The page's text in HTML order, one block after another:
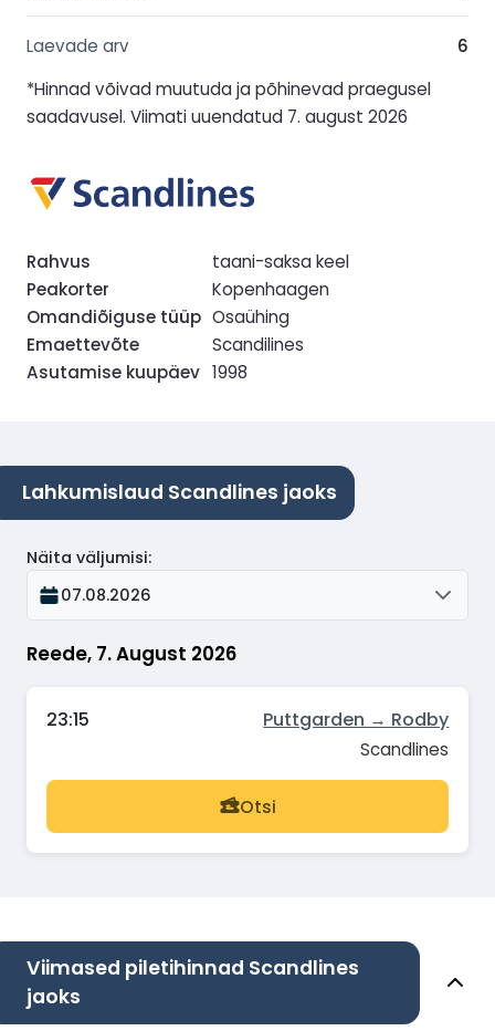
Laevade arv
6
*Hinnad võivad muutuda ja põhinevad praegusel
saadavusel. Viimati uuendatud 7. august 2026
Rahvus
taani-saksa keel
Peakorter
Kopenhaagen
Omandiõiguse tüüp Osaühing
Emaettevõte
Scandilines
Asutamise kuupäev 1998
Lahkumislaud Scandlines jaoks
Reede, 7. August 2026
Näita väljumisi:
07.08.2026
23:15 Puttgarden → Rodby
Scandlines
Otsi
Viimased piletihinnad Scandlines
jaoks